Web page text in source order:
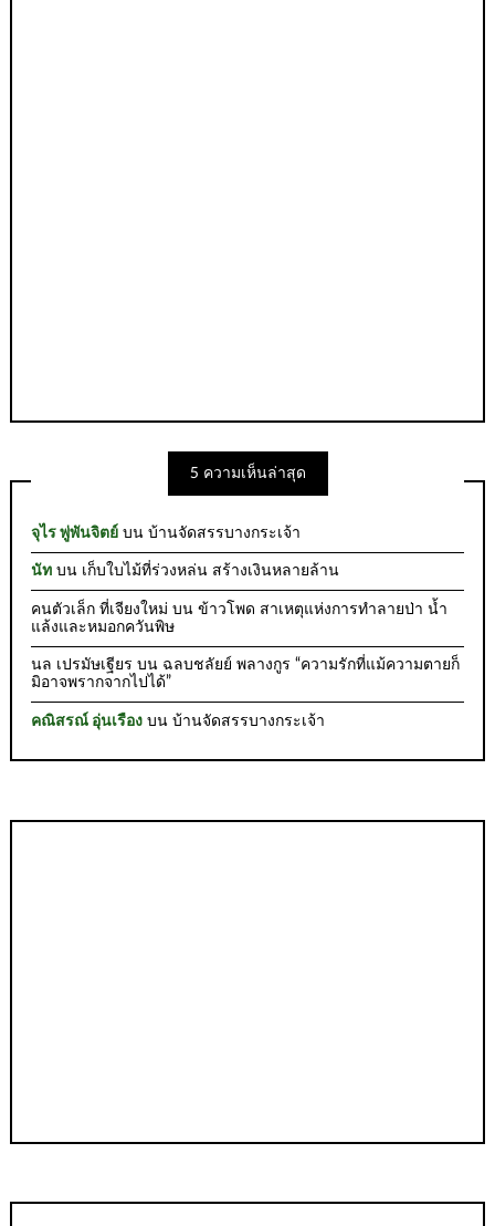
5 ความเห็นล่าสุด
จุไร พู่พันจิตย์ บนบ้านจัดสรรบางกระเจ้า
นัท บน เก็บใบไม้ที่ร่วงหล่น สร้างเงินหลายล้าน
คนตัวเล็ก ที่เจียงใหม่ บนข้าวโพด สาเหตุแห่งการทำลายป่า น้ำ
แล้งและหมอกควันพิษ
นล เปรมัษเฐียร บน ฉลบชลัยย์ พลางกูร “ความรักที่แม้ความตายก็
มิอาจพรากจากไปได้”
คณิสรณ์ อุ่นเรือง บนบ้านจัดสรรบางกระเจ้า